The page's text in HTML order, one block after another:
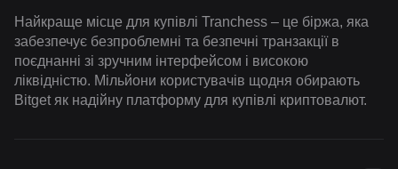
Найкраще місце для купівлі Tranchess – це біржа, яка
забезпечує безпроблемні та безпечні транзакції в
поєднанні зі зручним інтерфейсом і високою
ліквідністю. Мільйони користувачів щодня обирають
Bitget як надійну платформу для купівлі криптовалют.